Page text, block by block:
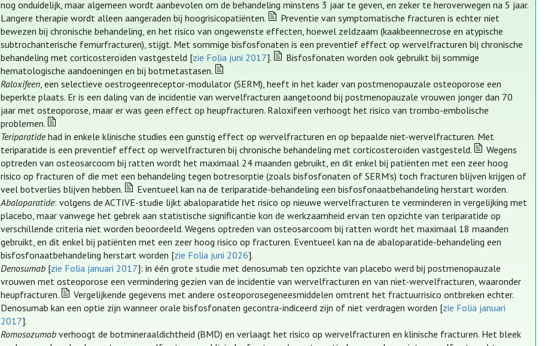
nog onduidelijk, maar algemeen wordt aanbevolen om de behandeling minstens 3 jaar te geven, en zeker te heroverwegen na 5 jaar.
Langere therapie wordt alleen aangeraden bij hoogrisicopatiënten.
Preventie van symptomatische fracturen is echter niet
bewezen bij chronische behandeling, en het risico van ongewenste effecten, hoewel zeldzaam (kaakbeennecrose en atypische
subtrochanterische femurfracturen), stijgt. Met sommige bisfosfonaten is een preventief effect op wervelfracturen bij chronische
behandeling met corticosteroïden vastgesteld [zie Folia juni 2017].
Bisfosfonaten worden ook gebruikt bij sommige
hematologische aandoeningen en bij botmetastasen.
Raloxifeen, een selectieve oestrogeenreceptor-modulator (SERM), heeft in het kader van postmenopauzale osteoporose een
beperkte plaats. Er is een daling van de incidentie van wervelfracturen aangetoond bij postmenopauzale vrouwen jonger dan 70
jaar met osteoporose, maar er was geen effect op heupfracturen. Raloxifeen verhoogt het risico van trombo-embolische
problemen.
Teriparatidehad in enkele klinische studies een gunstig effect op wervelfracturen en op bepaalde niet-wervelfracturen. Met
teriparatide is een preventief effect op wervelfracturen bij chronische behandeling met corticosteroïden vastgesteld.
Wegens
optreden van osteosarcoom bij ratten wordt het maximaal 24 maanden gebruikt, en dit enkel bij patiënten met een zeer hoog
risico op fracturen of die met een behandeling tegen botresorptie (zoals bisfosfonaten of SERM’s) toch fracturen blijven krijgen of
veel botverlies blijven hebben.
Eventueel kan na de teriparatide-behandeling een bisfosfonaatbehandeling herstart worden.
Abaloparatide: volgens de ACTIVE-studie lijkt abaloparatide het risico op nieuwe wervelfracturen te verminderen in vergelijking met
placebo, maar vanwege het gebrek aan statistische significantie kon de werkzaamheid ervan ten opzichte van teriparatide op
verschillende criteria niet worden beoordeeld. Wegens optreden van osteosarcoom bij ratten wordt het maximaal 18 maanden
gebruikt, en dit enkel bij patiënten met een zeer hoog risico op fracturen. Eventueel kan na de abaloparatide-behandeling een
bisfosfonaatbehandeling herstart worden [zie Folia juni 2026].
Denosumab [zie Folia januari 2017]: in één grote studie met denosumab ten opzichte van placebo werd bij postmenopauzale
vrouwen met osteoporose een vermindering gezien van de incidentie van wervelfracturen en van niet-wervelfracturen, waaronder
heupfracturen.
Vergelijkende gegevens met andere osteoporosegeneesmiddelen omtrent het fractuurrisico ontbreken echter.
Denosumab kan een optie zijn wanneer orale bisfosfonaten gecontra-indiceerd zijn of niet verdragen worden [zie Folia januari
2017].
Romosozumab verhoogt de botmineraaldichtheid (BMD) en verlaagt het risico op wervelfracturen en klinische fracturen. Het bleek